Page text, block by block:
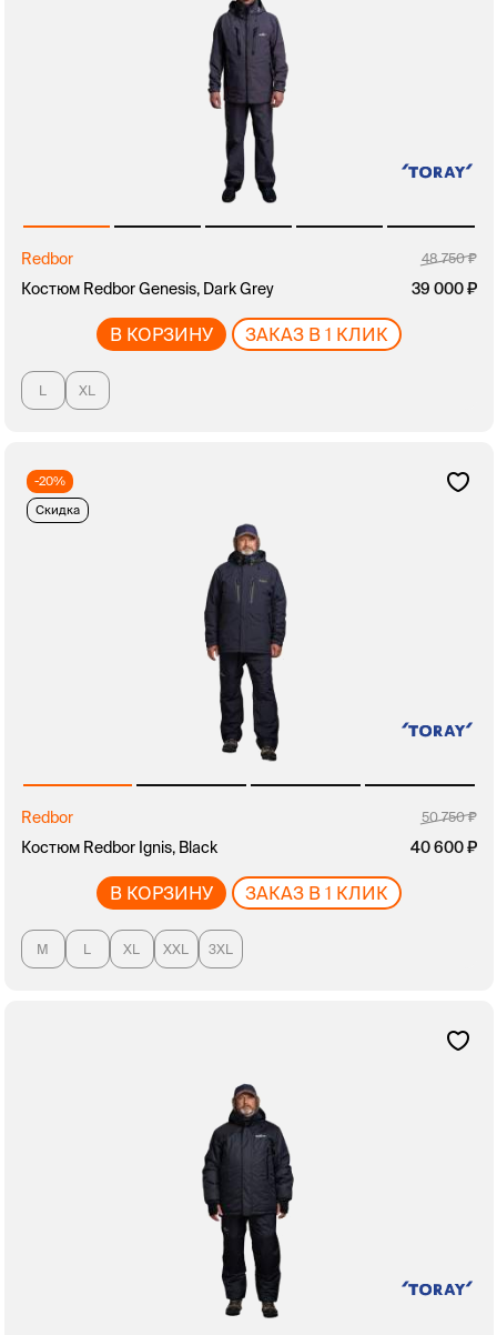
Redbor 48 750
Костюм Redbor Genesis, Dark Grey 39 000
В КОРЗИНУ ЗАКАЗ В 1 КЛИК
L XL
-20%
Скидка
Redbor 50 750
Костюм Redbor Ignis, Black 40 600
В КОРЗИНУ ЗАКАЗ В 1 КЛИК
M L XL XXL 3XL